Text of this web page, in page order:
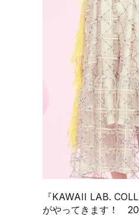
『KAWAII LAB.
がやってきます！